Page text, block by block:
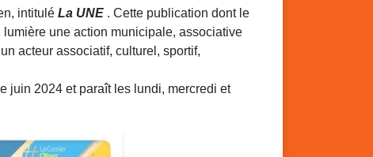
intitulé La UNE . Cette publication dont le
une action municipale, associative
acteur associatif, culturel, sportif,
juin 2024 et paraît les lundi, mercredi et